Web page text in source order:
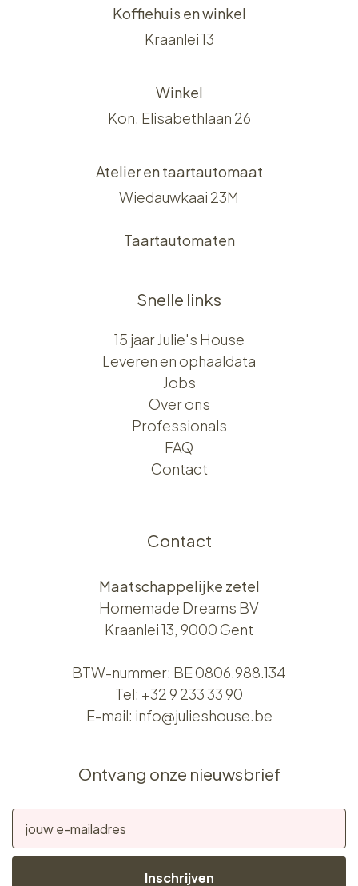
Koffiehuis en winkel
Kraanlei 13
Winkel
Kon. Elisabethlaan 26
Atelier en taartautomaat
Wiedauwkaai 23M
Taartautomaten
Snelle links
15 jaar Julie's House
Leveren en ophaaldata
Jobs
Over ons​​
Professionals
FAQ
Contact
Contact
Maatschappelijke zetel
Homemade Dreams BV
Kraanlei 13, 9000 Gent
BTW-nummer: BE 0806.988.134
Tel: +32 9 233 33 90
E-mail: info@julieshouse.be
Ontvang onze nieuwsbrief
Inschrijven